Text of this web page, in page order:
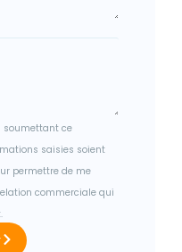
soumettant ce
saisies soient
permettre de me
commerciale qui